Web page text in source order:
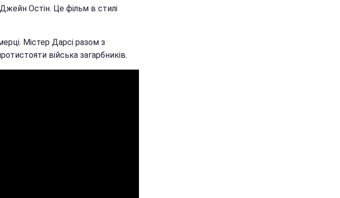
Остін. Це фільм в стилі
Містер Дарсі разом з
війська загарбників.